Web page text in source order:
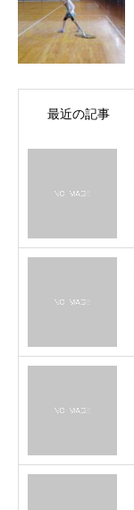
最近の記事